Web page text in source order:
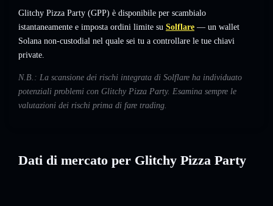
Glitchy Pizza Party (GPP) è disponibile per scambialo
istantaneamente e imposta ordini limite su Solflare — un wallet
Solana non-custodial nel quale sei tu a controllare le tue chiavi
private.
N.B.: La scansione dei rischi integrata di Solflare ha individuato
potenziali problemi con Glitchy Pizza Party. Esamina sempre le
valutazioni dei rischi prima di fare trading.
Dati di mercato per Glitchy Pizza Party